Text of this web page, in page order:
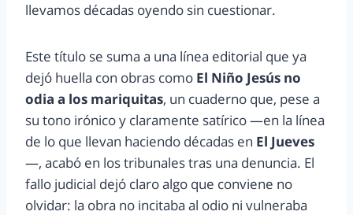
llevamos décadas oyendo sin cuestionar.
Este título se suma a una línea editorial que ya
dejó huella con obras como El Niño Jesús no
odia a los mariquitas, un cuaderno que, pese a
su tono irónico y claramente satírico —en la línea
de lo que llevan haciendo décadas en El Jueves
—, acabó en los tribunales tras una denuncia. El
fallo judicial dejó claro algo que conviene no
olvidar: la obra no incitaba al odio ni vulneraba